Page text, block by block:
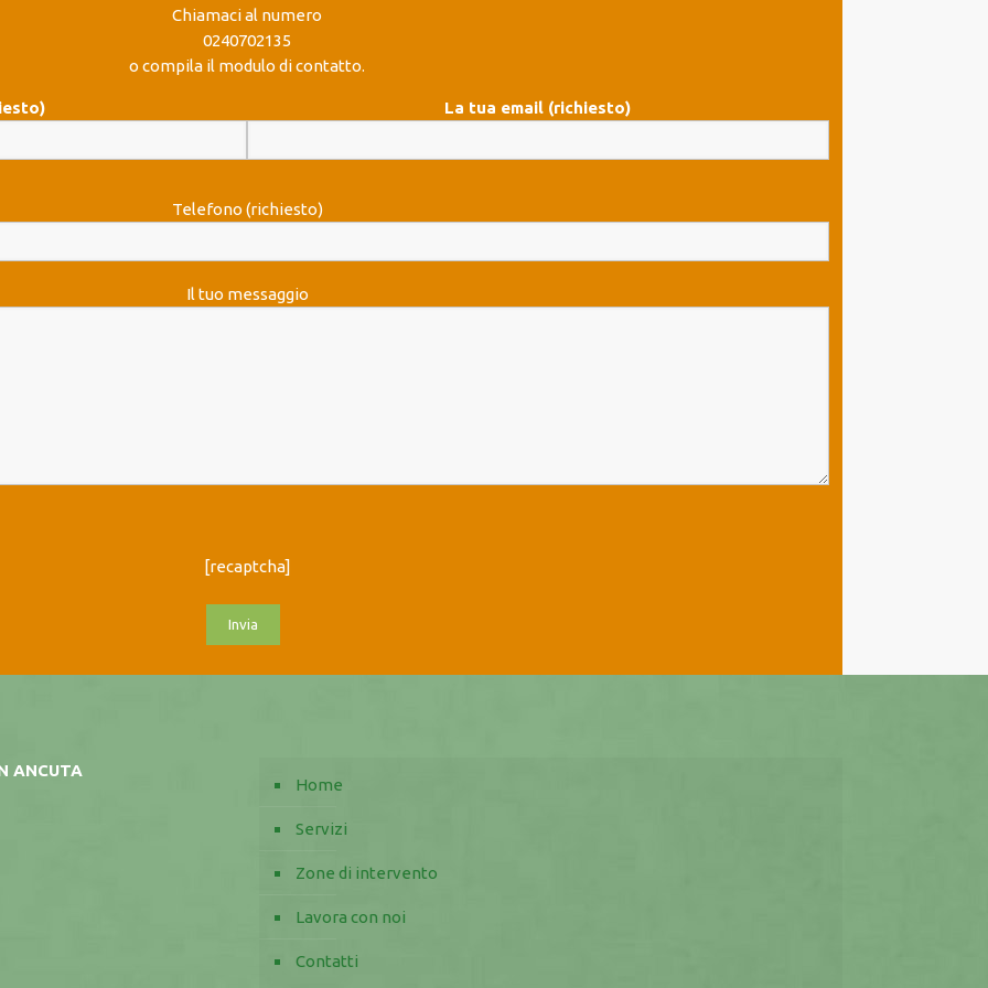
Chiamaci al numero
0240702135
o compila il modulo di contatto.
La tua email (richiesto)
Telefono (richiesto)
Il tuo messaggio
[recaptcha]
ANCUTA
Home
Servizi
Zone di intervento
Lavora con noi
Contatti